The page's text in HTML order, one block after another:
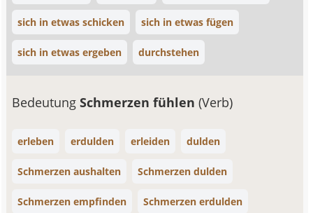
sich in etwas schicken sich in etwas fügen
sich in etwas ergeben durchstehen
BedeutungSchmerzen fühlen(Verb)
erleben erdulden erleiden dulden
Schmerzen aushalten Schmerzen dulden
Schmerzen empfinden Schmerzen erdulden